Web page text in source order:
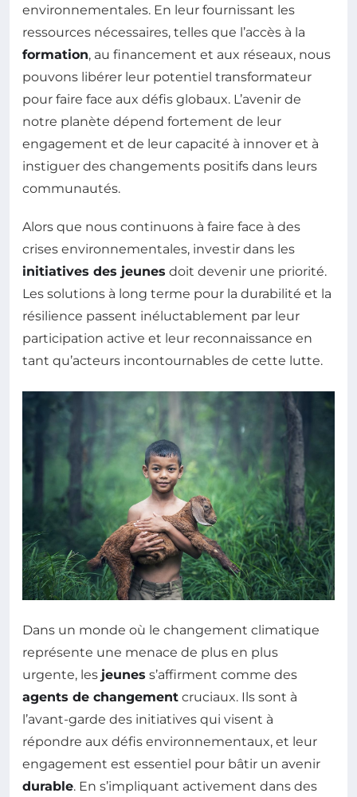
environnementales. En leur fournissant les
ressources nécessaires, telles que l’accès à la
formation, au financement et aux réseaux, nous
pouvons libérer leur potentiel transformateur
pour faire face aux défis globaux. L’avenir de
notre planète dépend fortement de leur
engagement et de leur capacité à innover et à
instiguer des changements positifs dans leurs
communautés.
Alors que nous continuons à faire face à des
crises environnementales, investir dans les
initiatives des jeunes doit devenir une priorité.
Les solutions à long terme pour la durabilité et la
résilience passent inéluctablement par leur
participation active et leur reconnaissance en
tant qu’acteurs incontournables de cette lutte.
Dans un monde où le changement climatique
représente une menace de plus en plus
urgente, les jeunes s’affirment comme des
agents de changement cruciaux. Ils sont à
l’avant-garde des initiatives qui visent à
répondre aux défis environnementaux, et leur
engagement est essentiel pour bâtir un avenir
durable. En s’impliquant activement dans des